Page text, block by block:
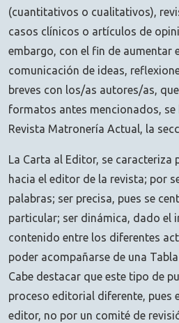
(cuantitativos o cualitativos),
casos clínicos o artículos de
embargo, con el fin de aumentar
comunicación de ideas,
breves con los/as autores/as,
formatos antes mencionados,
Revista Matronería Actual, la
La Carta al Editor, se caracteriza
hacia el editor de la revista; por
palabras; ser precisa, pues se
particular; ser dinámica, dado el
contenido entre los diferentes
poder acompañarse de una
Cabe destacar que este tipo de
proceso editorial diferente, pues
editor, no por un comité de